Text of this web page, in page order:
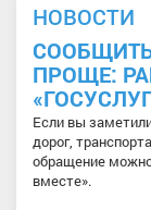
НОВОСТИ
ПРОЩЕ:
Если вы
дорог,
обращение
вместе».